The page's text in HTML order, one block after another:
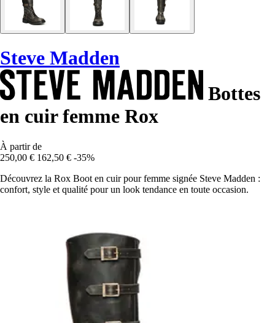
Steve Madden
Bottes
en cuir femme Rox
À partir de
250,00 € 162,50 € -35%
Découvrez la Rox Boot en cuir pour femme signée Steve Madden :
confort, style et qualité pour un look tendance en toute occasion.